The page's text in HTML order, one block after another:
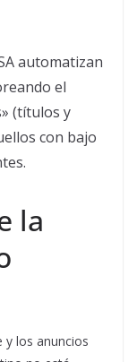
automatizan
el
(títulos y
con bajo
la
y los anuncios